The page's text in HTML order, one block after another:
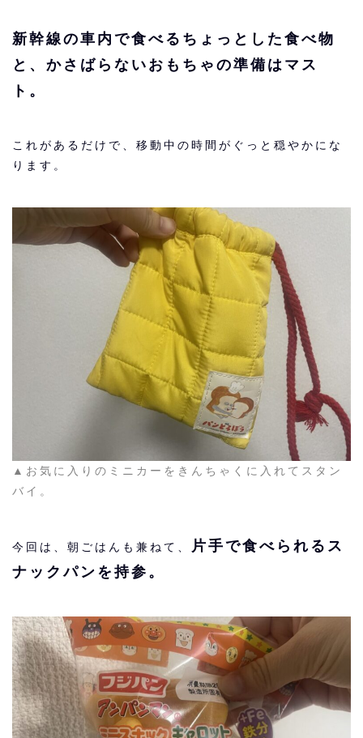
新幹線の車内で食べるちょっとした食べ物
と、かさばらないおもちゃの準備はマス
ト。
これがあるだけで、移動中の時間がぐっと穏やかにな
ります。
▲お気に入りのミニカーをきんちゃくに入れてスタン
バイ。
今回は、朝ごはんも兼ねて、
片手で食べられるス
ナックパンを持参。